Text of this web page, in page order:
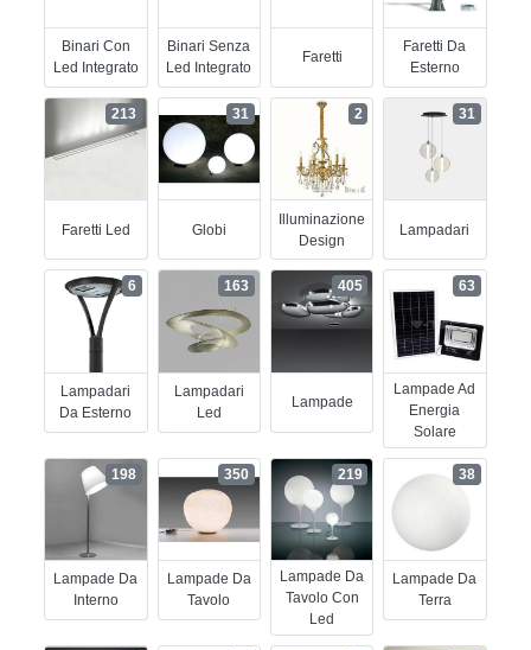
Binari Con
Led Integrato
Binari Senza
Led Integrato
Faretti
Faretti Da
Esterno
Faretti Led
213
Globi
31
Illuminazione
Design
2
Lampadari
31
Lampadari
Da Esterno
6
Lampadari
Led
163
Lampade
405
Lampade Ad
Energia
Solare
63
Lampade Da
Interno
198
Lampade Da
Tavolo
350
Lampade Da
Tavolo Con
Led
219
Lampade Da
Terra
38